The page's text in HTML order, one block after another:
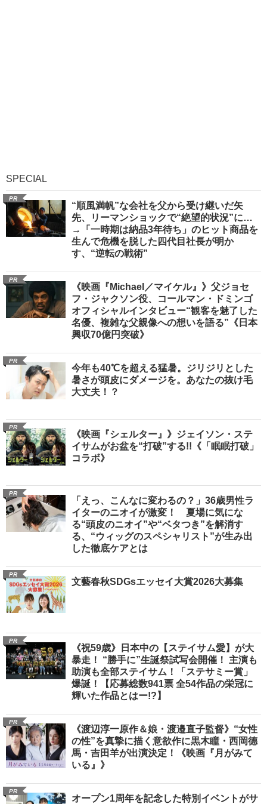
SPECIAL
PR
“順風満帆”な会社を父から受け継いだ矢
先、リーマンショックで“絶望的状況”に…
→「一時期は納品3年待ち」のヒット商品を
生んで危機を脱した四代目社長が明か
す、“逆転の戦術”
PR
《映画『Michael／マイケル』》父ジョセ
フ・ジャクソン役、コールマン・ドミンゴ
オフィシャルインタビュー“観客を魅了した
名優、複雑な父親像への想いを語る”《日本
興収70億円突破》
PR
今年も40℃を超える猛暑。ジリジリとした
暑さが頭皮にダメージを。あなたの抜け毛
大丈夫！？
PR
《映画『シェルター』》ジェイソン・ステ
イサムがお盆を“打破”する!!《「眠眠打破」
コラボ》
PR
「えっ、こんなに変わるの？」36歳男性ラ
イターのニオイが激変！ 夏場に気にな
る“頭皮のニオイ”や“ベタつき”を解消す
る、“ウィッグのスペシャリスト”が生み出
した徹底ケアとは
PR
文藝春秋SDGsエッセイ大賞2026大募集
PR
《祝59歳》日本中の【ステイサム愛】が大
暴走！ “勝手に”生誕祭試写会開催！ 主演も
助演も全部ステイサム！「ステサミー賞」
爆誕！【応募総数941票 全54作品の栄冠に
輝いた作品とはー!?】
PR
《渡辺淳一原作＆娘・渡邉直子監督》“女性
の性”を真摯に描く意欲作に黒木瞳・西岡德
馬・吉田羊が出演決定！《映画『月がみて
いる』》
PR
オープン1周年を記念した特別イベントがサ